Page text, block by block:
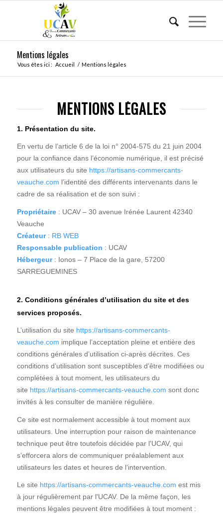
Mentions légales
Vous êtes ici : Accueil / Mentions légales
MENTIONS LÉGALES
1. Présentation du site.
En vertu de l’article 6 de la loi n° 2004-575 du 21 juin 2004
pour la confiance dans l’économie numérique, il est précisé
aux utilisateurs du site https://artisans-commercants-
veauche.com l’identité des différents intervenants dans le
cadre de sa réalisation et de son suivi :
Propriétaire: UCAV – 30 avenue Irénée Laurent 42340
Veauche
Créateur: RB WEB
Responsable publication : UCAV
Hébergeur: Ionos – 7 Place de la gare, 57200
SARREGUEMINES
2. Conditions générales d’utilisation du site et des
services proposés.
L’utilisation du site https://artisans-commercants-
veauche.com implique l’acceptation pleine et entière des
conditions générales d’utilisation ci-après décrites. Ces
conditions d’utilisation sont susceptibles d’être modifiées ou
complétées à tout moment, les utilisateurs du
site https://artisans-commercants-veauche.com sont donc
invités à les consulter de manière régulière.
Ce site est normalement accessible à tout moment aux
utilisateurs. Une interruption pour raison de maintenance
technique peut être toutefois décidée par l'UCAV, qui
s’efforcera alors de communiquer préalablement aux
utilisateurs les dates et heures de l’intervention.
Le site https://artisans-commercants-veauche.com est mis
à jour régulièrement par l'UCAV. De la même façon, les
mentions légales peuvent être modifiées à tout moment :